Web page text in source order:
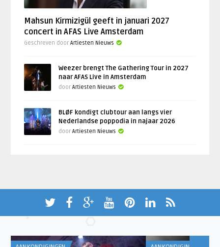
Mahsun Kirmizigül geeft in januari 2027
concert in AFAS Live Amsterdam
Geschreven doorArtiesten Nieuws
Weezer brengt The Gathering Tour in 2027
naar AFAS Live in Amsterdam
doorArtiesten Nieuws
BLØF kondigt clubtour aan langs vier
Nederlandse poppodia in najaar 2026
doorArtiesten Nieuws